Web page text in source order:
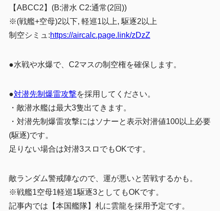
【ABCC2】(B:潜水 C2:通常(2回))
※(戦艦+空母)2以下, 軽巡1以上, 駆逐2以上
制空シミュ:https://aircalc.page.link/zDzZ
●水戦や水爆で、C2マスの制空権を確保します。
●対潜先制爆雷攻撃を採用してください。
・敵潜水艦は最大3隻出てきます。
・対潜先制爆雷攻撃にはソナーと表示対潜値100以上必要
(駆逐)です。
足りない場合は対潜3スロでもOKです。
敵ランダム警戒陣なので、運が悪いと苦戦するかも。
※戦艦1空母1軽巡1駆逐3としてもOKです。
記事内では【本国艦隊】札に雲龍を採用予定です。